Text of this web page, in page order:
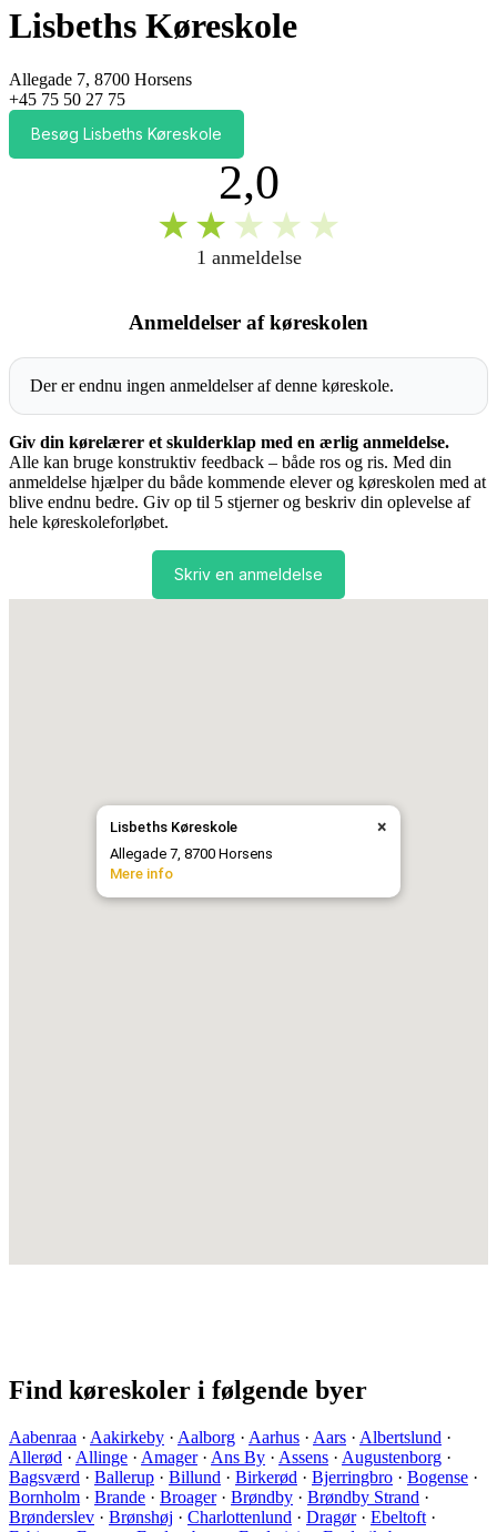
Lisbeths Køreskole
Allegade 7, 8700 Horsens
+45 75 50 27 75
Besøg Lisbeths Køreskole
2,0
★ ★ ★ ★ ★
1 anmeldelse
Anmeldelser af køreskolen
Der er endnu ingen anmeldelser af denne køreskole.
Giv din kørelærer et skulderklap med en ærlig anmeldelse.
Alle kan bruge konstruktiv feedback – både ros og ris. Med din
anmeldelse hjælper du både kommende elever og køreskolen med at
blive endnu bedre. Giv op til 5 stjerner og beskriv din oplevelse af
hele køreskoleforløbet.
Skriv en anmeldelse
×
Lisbeths Køreskole
Allegade 7, 8700 Horsens
Mere info
Find køreskoler i følgende byer
Aabenraa · Aakirkeby · Aalborg · Aarhus · Aars · Albertslund ·
Allerød · Allinge · Amager· Ans By · Assens · Augustenborg ·
Bagsværd · Ballerup · Billund · Birkerød · Bjerringbro · Bogense ·
Bornholm · Brande · Broager· Brøndby · Brøndby Strand ·
Brønderslev · Brønshøj · Charlottenlund · Dragør· Ebeltoft ·